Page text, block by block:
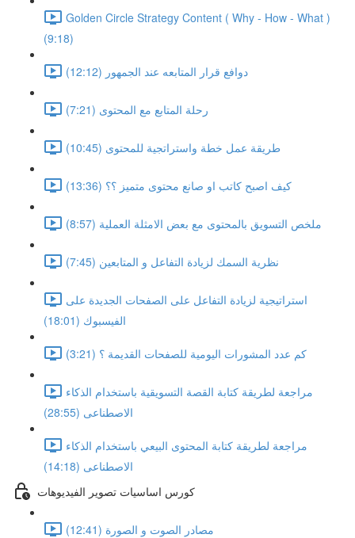
Golden Circle Strategy Content ( Why - How - What )
(9:18)
دوافع قرار المتابعه عند الجمهور (12:12)
رحلة المتابع مع المحتوى (7:21)
طريقة عمل خطة واستراتجية للمحتوى (10:45)
كيف اصبح كاتب او صانع محتوى متميز ؟؟ (13:36)
ملخص التسويق بالمحتوى مع بعض الامثلة العملية (8:57)
نظرية السمك لزيادة التفاعل و المتابعين (7:45)
استراتيجية لزيادة التفاعل على الصفحات الجديدة على
الفيسبوك (18:01)
كم عدد المشورات اليومية للصفحات القديمة ؟ (3:21)
مراجعة لطريقة كتابة القصة التسويقية باستخدام الذكاء
الاصطناعى (28:55)
مراجعة لطريقة كتابة المحتوى البيعي باستخدام الذكاء
الاصطناعى (14:18)
كورس اساسيات تصوير الفيديوهات
مصادر الصوت و الصورة (12:41)